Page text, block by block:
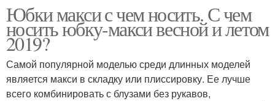
Юбки макси с чем носить. С чем
носить юбку-макси весной и летом
2019?
Самой популярной моделью среди длинных моделей
является макси в складку или плиссировку. Ее лучше
всего комбинировать с блузами без рукавов,